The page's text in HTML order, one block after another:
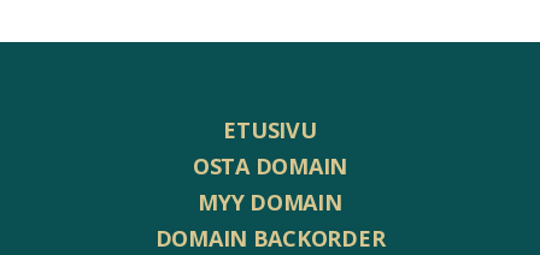
ETUSIVU
OSTA DOMAIN
MYY DOMAIN
DOMAIN BACKORDER